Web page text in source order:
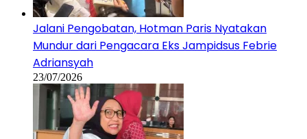
Jalani Pengobatan, Hotman Paris Nyatakan
Mundur dari Pengacara Eks Jampidsus Febrie
Adriansyah
23/07/2026